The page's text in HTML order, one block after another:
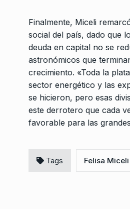
Finalmente, Miceli
social del país, dado que
deuda en capital no se
astronómicos que
crecimiento. «Toda la
sector energético y las
se hicieron, pero esas
este derrotero que cada
favorable para las
Tags Felisa Miceli